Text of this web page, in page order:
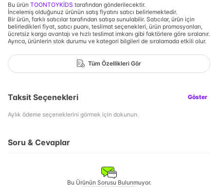
Bu ürün TOONTOYKİDS tarafından gönderilecektir.
İncelemiş olduğunuz ürünün satış fiyatını satıcı belirlemektedir.
Bir ürün, farklı satıcılar tarafından satışa sunulabilir. Satıcılar, ürün için
belirledikleri fiyat, satıcı puanı, teslimat seçenekleri, ürün promosyonları,
ücretsiz kargo avantajı ve hızlı teslimat imkanı gibi faktörlere göre sıralanır.
Ayrıca, ürünlerin stok durumu ve kategori bilgileri de sıralamada etkili olur.
Tüm Özellikleri Gör
Taksit Seçenekleri Göster
Aylık ödeme seçeneklerini görmek için dokunun.
Soru & Cevaplar
Bu Ürünün Sorusu Bulunmuyor.